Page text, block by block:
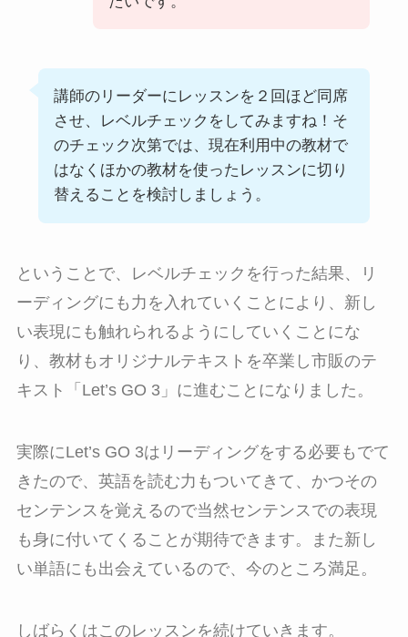
講師のリーダーにレッスンを２回ほど同席
させ、レベルチェックをしてみますね！そ
のチェック次第では、現在利用中の教材で
はなくほかの教材を使ったレッスンに切り
替えることを検討しましょう。
ということで、レベルチェックを行った結果、リ
ーディングにも力を入れていくことにより、新し
い表現にも触れられるようにしていくことにな
り、教材もオリジナルテキストを卒業し市販のテ
キスト「Let’s GO 3」に進むことになりました。
実際にLet’s GO 3はリーディングをする必要もでて
きたので、英語を読む力もついてきて、かつその
センテンスを覚えるので当然センテンスでの表現
も身に付いてくることが期待できます。また新し
い単語にも出会えているので、今のところ満足。
しばらくはこのレッスンを続けていきます。